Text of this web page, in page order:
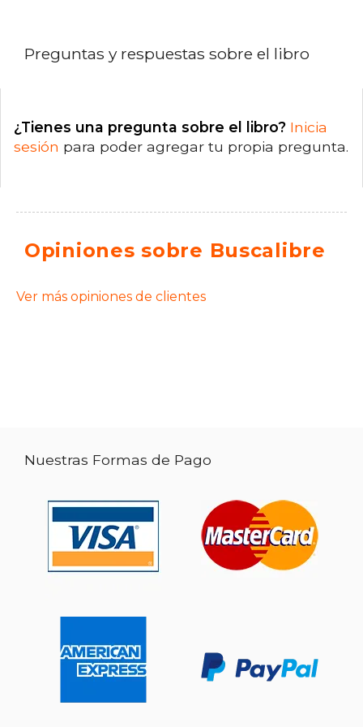
Preguntas y respuestas sobre el libro
¿Tienes una pregunta sobre el libro? Inicia
sesión para poder agregar tu propia pregunta.
Opiniones sobre Buscalibre
Ver más opiniones de clientes
Nuestras Formas de Pago